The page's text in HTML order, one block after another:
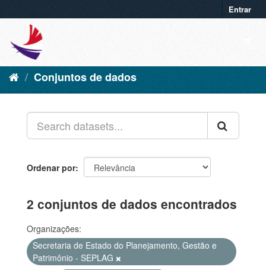
Entrar
Conjuntos de dados
Ordenar por
2 conjuntos de dados encontrados
Organizações:
Secretaria de Estado do Planejamento, Gestão e
Patrimônio - SEPLAG